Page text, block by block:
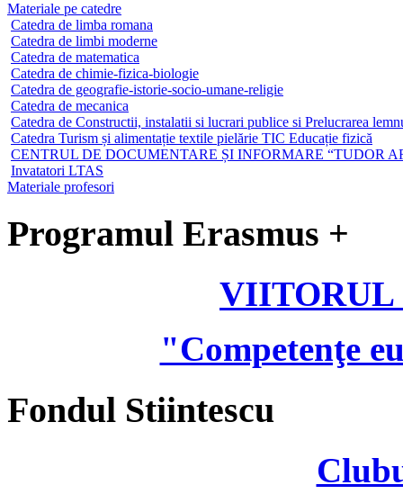
Materiale pe catedre
Catedra de limba romana
Catedra de limbi moderne
Catedra de matematica
Catedra de chimie-fizica-biologie
Catedra de geografie-istorie-socio-umane-religie
Catedra de mecanica
Catedra de Constructii, instalatii si lucrari publice si Prelucrarea
Catedra Turism și alimentație textile pielărie TIC Educație fizică
CENTRUL DE DOCUMENTARE ȘI INFORMARE “TUDOR
Invatatori LTAS
Materiale profesori
Programul Erasmus +
VIITORUL
"Competenţe
Fondul Stiintescu